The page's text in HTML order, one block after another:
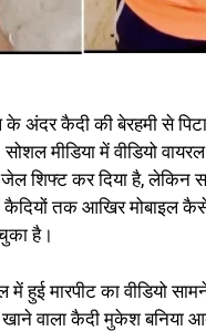
अंदर कैदी की बेरहमी से
सोशल मीडिया में वीडियो
शिफ्ट कर दिया है, लेकिन
तक आखिर मोबाइल
है।
हुई मारपीट का वीडियो
वाला कैदी मुकेश बनिया